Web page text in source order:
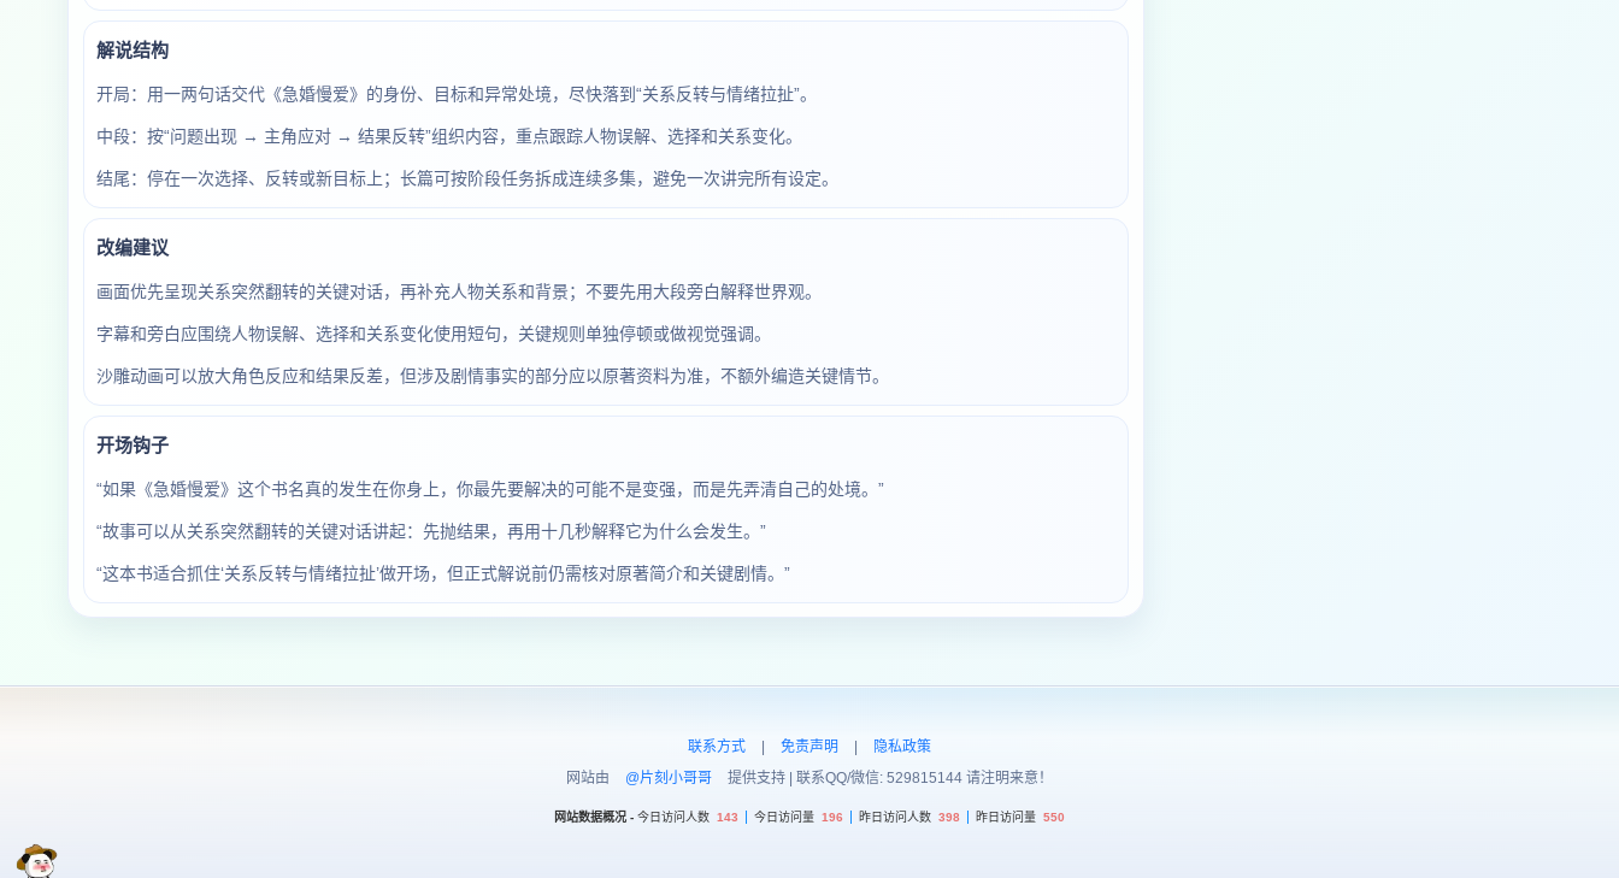
解说结构
开局：用一两句话交代《急婚慢爱》的身份、目标和异常处境，尽快落到“关系反转与情绪拉扯”。
中段：按“问题出现 → 主角应对 → 结果反转”组织内容，重点跟踪人物误解、选择和关系变化。
结尾：停在一次选择、反转或新目标上；长篇可按阶段任务拆成连续多集，避免一次讲完所有设定。
改编建议
画面优先呈现关系突然翻转的关键对话，再补充人物关系和背景；不要先用大段旁白解释世界观。
字幕和旁白应围绕人物误解、选择和关系变化使用短句，关键规则单独停顿或做视觉强调。
沙雕动画可以放大角色反应和结果反差，但涉及剧情事实的部分应以原著资料为准，不额外编造关键情节。
开场钩子
“如果《急婚慢爱》这个书名真的发生在你身上，你最先要解决的可能不是变强，而是先弄清自己的处境。”
“故事可以从关系突然翻转的关键对话讲起：先抛结果，再用十几秒解释它为什么会发生。”
“这本书适合抓住‘关系反转与情绪拉扯’做开场，但正式解说前仍需核对原著简介和关键剧情。”
联系方式 免责声明
隐私政策
网站由
@片刻小哥哥 提供支持 | 联系QQ/微信: 529815144 请注明来意！
网站数据概况 - 今日访问人数 143 今日访问量 196 昨日访问人数 398 昨日访问量 550